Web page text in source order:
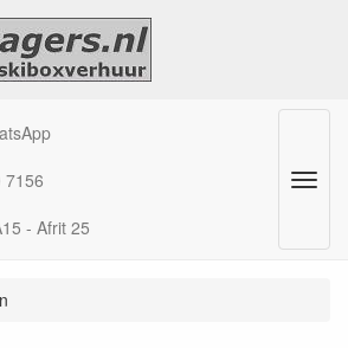
7156
- Afrit 25
Menu